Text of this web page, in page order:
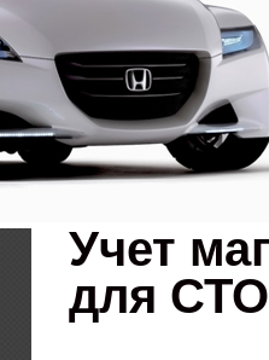
Учет
для СТО